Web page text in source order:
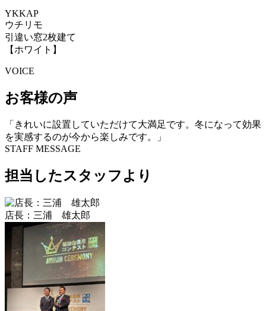
YKKAP
ウチリモ
引違い窓2枚建て
【ホワイト】
VOICE
お客様の声
「きれいに設置していただけて大満足です。冬になって効果
を実感するのが今から楽しみです。」
STAFF MESSAGE
担当したスタッフより
店長：三浦 雄太郎